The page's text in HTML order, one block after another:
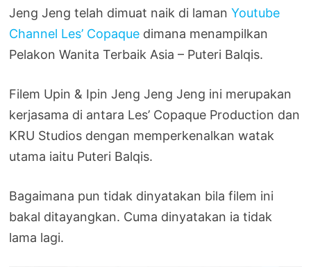
Jeng Jeng telah dimuat naik di lamanYoutube
Channel Les’ Copaque dimana menampilkan
Pelakon Wanita Terbaik Asia – Puteri Balqis.
Filem Upin & Ipin Jeng Jeng Jeng ini merupakan
kerjasama di antara Les’ Copaque Production dan
KRU Studios dengan memperkenalkan watak
utama iaitu Puteri Balqis.
Bagaimana pun tidak dinyatakan bila filem ini
bakal ditayangkan. Cuma dinyatakan ia tidak
lama lagi.